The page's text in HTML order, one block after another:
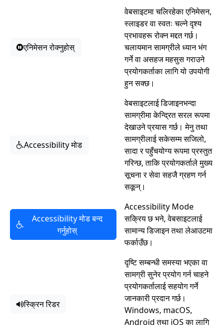
एनिमेसन रोक्नुहोस्
वेबसाइटमा चलिरहेका एनिमेसन,
स्लाइडर वा स्वतः चल्ने दृश्य
प्रभावहरू रोक्न मद्दत गर्छ।
चलायमान सामग्रीले ध्यान भंग
गर्ने वा असहज महसुस गराउने
प्रयोगकर्ताका लागि यो उपयोगी
हुन सक्छ।
Accessibility मोड
वेबसाइटलाई डिजाइनभन्दा
सामग्रीमा केन्द्रित सरल रूपमा
देखाउने प्रयास गर्छ। मेनु तथा
सामग्रीलाई सकेसम्म सजिलो,
सादा र पहुँचयोग्य रूपमा प्रस्तुत
गरिन्छ, ताकि प्रयोगकर्ताले मुख्य
सूचना र सेवा सहजै ग्रहण गर्न
सकून्।
Accessibility मोड बन्द
गर्नुहोस्
Accessibility Mode
सक्रिय छ भने, वेबसाइटलाई
सामान्य डिजाइन तथा लेआउटमा
फर्काउँछ।
स्क्रिन रिडर
दृष्टि सम्बन्धी समस्या भएका वा
सामग्री सुनेर प्रयोग गर्न चाहने
प्रयोगकर्तालाई सहयोग गर्ने
जानकारी प्रदान गर्छ।
Windows, macOS,
Android तथा iOS का लागि